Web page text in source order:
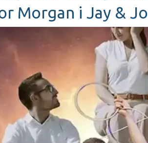
Morgan i Jay &